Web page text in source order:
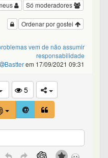
Só moderadores
Ordenar por gostei
vem de não assumir
responsabilidade
Bastterem 17/09/2021 09:31
5